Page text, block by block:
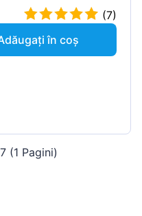
(7)
în coș
(1 Pagini)